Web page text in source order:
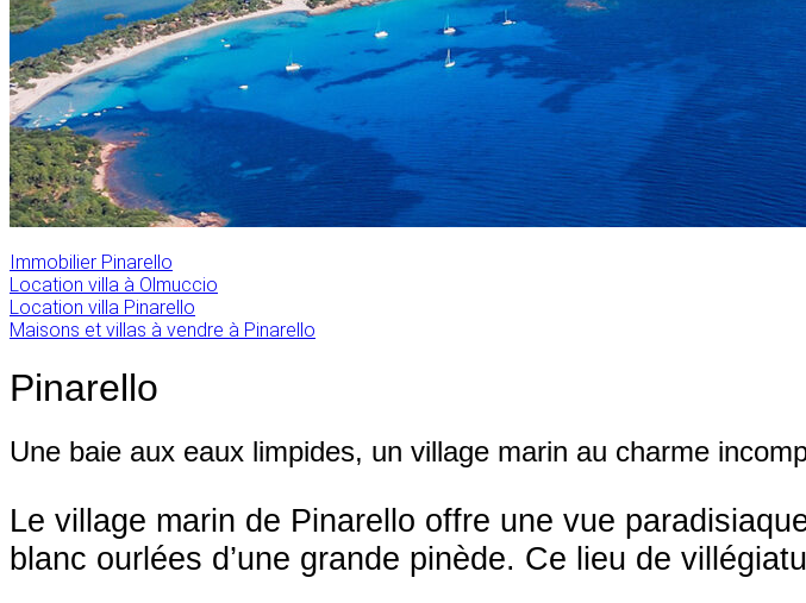
Immobilier Pinarello
Location villa à Olmuccio
Location villa Pinarello
Maisons et villas à vendre à Pinarello
Pinarello
Une baie aux eaux limpides, un village marin au charme
Le village marin de Pinarello offre une vue
blanc ourlées d’une grande pinède. Ce lieu de